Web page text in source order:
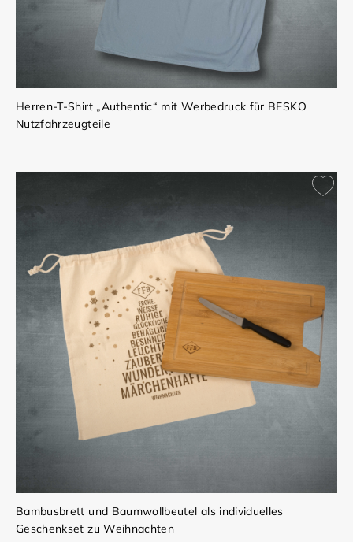
Herren-T-Shirt „Authentic“ mit Werbedruck für BESKO
Nutzfahrzeugteile
Bambusbrett und Baumwollbeutel als individuelles
Geschenkset zu Weihnachten